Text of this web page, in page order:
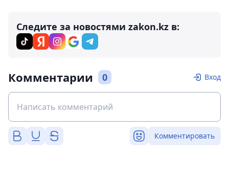
Следите за новостями zakon.kz в:
Комментарии 0 Вход
Комментировать